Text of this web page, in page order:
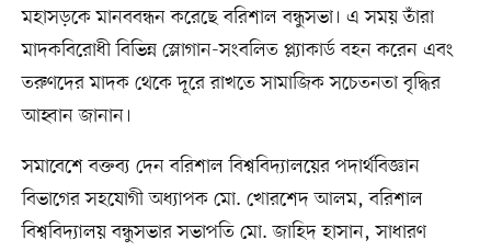
মহাসড়কে মানববন্ধন করেছে বরিশাল বন্ধুসভা। এ সময় তাঁরা
মাদকবিরোধী বিভিন্ন স্লোগান-সংবলিত প্ল্যাকার্ড বহন করেন এবং
তরুণদের মাদক থেকে দূরে রাখতে সামাজিক সচেতনতা বৃদ্ধির
আহ্বান জানান।
সমাবেশে বক্তব্য দেন বরিশাল বিশ্ববিদ্যালয়ের পদার্থবিজ্ঞান
বিভাগের সহযোগী অধ্যাপক মো. খোরশেদ আলম, বরিশাল
বিশ্ববিদ্যালয় বন্ধুসভার সভাপতি মো. জাহিদ হাসান, সাধারণ